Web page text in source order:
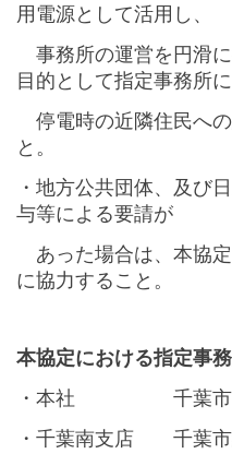
用電源として活用し、
事務所の運営を円滑
目的として指定事務所
停電時の近隣住民へ
と。
・地方公共団体、及び
与等による要請が
あった場合は、本協
に協力すること。
本協定における指定事
・本社 千葉市中
・千葉南支店 千葉市